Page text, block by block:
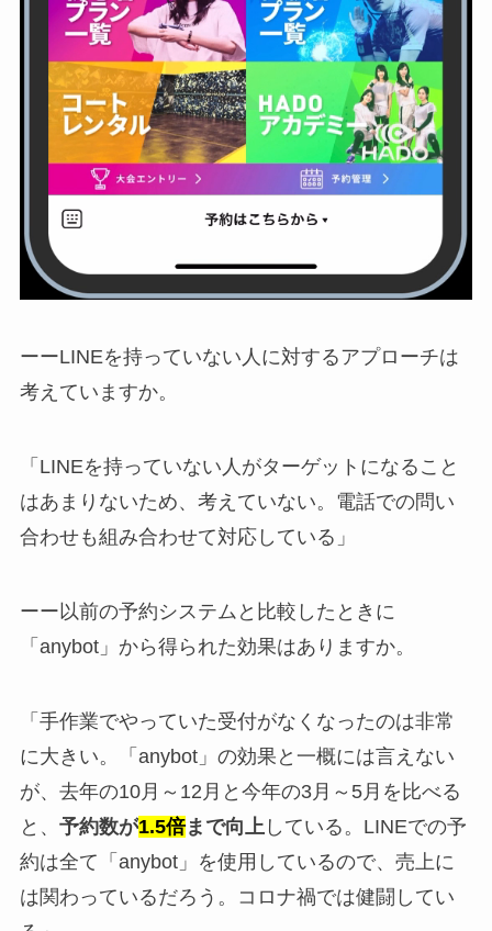
ーーLINEを持っていない人に対するアプローチは
考えていますか。
「LINEを持っていない人がターゲットになること
はあまりないため、考えていない。電話での問い
合わせも組み合わせて対応している」
ーー以前の予約システムと比較したときに
「anybot」から得られた効果はありますか。
「手作業でやっていた受付がなくなったのは非常
に大きい。「anybot」の効果と一概には言えない
が、去年の10月～12月と今年の3月～5月を比べる
と、 予約数が1.5倍まで向上 している。LINEでの予
約は全て「anybot」を使用しているので、売上に
は関わっているだろう。コロナ禍では健闘してい